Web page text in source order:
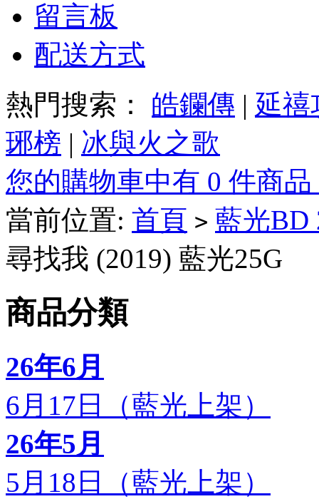
留言板
配送方式
熱門搜索： 皓鑭傳 | 延禧
琊榜 | 冰與火之歌
您的購物車中有 0 件商
當前位置: 首頁 > 藍光
尋找我 (2019) 藍光25G
商品分類
26年6月
6月17日（藍光上架）
26年5月
5月18日（藍光上架）